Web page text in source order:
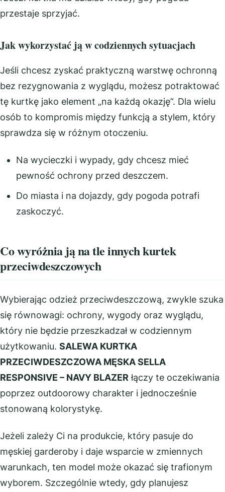
przestaje sprzyjać.
Jak wykorzystać ją w codziennych sytuacjach
Jeśli chcesz zyskać praktyczną warstwę ochronną
bez rezygnowania z wyglądu, możesz potraktować
tę kurtkę jako element „na każdą okazję”. Dla wielu
osób to kompromis między funkcją a stylem, który
sprawdza się w różnym otoczeniu.
Na wycieczki i wypady, gdy chcesz mieć
pewność ochrony przed deszczem.
Do miasta i na dojazdy, gdy pogoda potrafi
zaskoczyć.
Co wyróżnia ją na tle innych kurtek
przeciwdeszczowych
Wybierając odzież przeciwdeszczową, zwykle szuka
się równowagi: ochrony, wygody oraz wyglądu,
który nie będzie przeszkadzał w codziennym
użytkowaniu. SALEWA KURTKA
PRZECIWDESZCZOWA MĘSKA SELLA
RESPONSIVE – NAVY BLAZER łączy te oczekiwania
poprzez outdoorowy charakter i jednocześnie
stonowaną kolorystykę.
Jeżeli zależy Ci na produkcie, który pasuje do
męskiej garderoby i daje wsparcie w zmiennych
warunkach, ten model może okazać się trafionym
wyborem. Szczególnie wtedy, gdy planujesz